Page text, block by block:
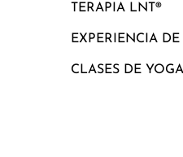
TERAPIA LNT®
EXPERIENCIA
CLASES DE